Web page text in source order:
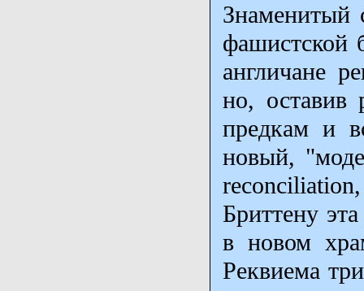
Знаменитый
фашистской
англичане
но, оставив
предкам и
новый,
Бриттену
в новом
Реквиема